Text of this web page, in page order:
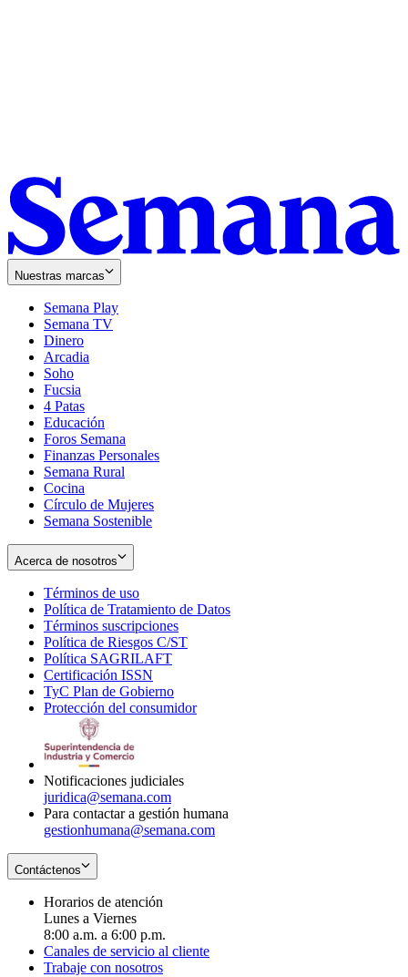
Nuestras marcas
Semana Play
Semana TV
Dinero
Arcadia
Soho
in
new
window
Fucsia
in
new
window
4 Patas
Educación
Foros Semana
Finanzas Personales
Semana Rural
Cocina
Círculo de Mujeres
Semana Sostenible
Acerca de nosotros
Términos de uso
in
new
window
Política de Tratamiento de Datos
Términos suscripciones
in
Política de Riesgos C/ST
Política SAGRILAFT
new
window
Certificación ISSN
in
new
TyC Plan de Gobierno
in
Protección del consumidorOpens
Notificaciones judiciales
juridica@semana.com
Para contactar a gestión humana
gestionhumana@semana.com
Contáctenos
Horarios de atención
Lunes a Viernes
8:00 a.m. a 6:00 p.m.
Canales de servicio al cliente
Trabaje con nosotros